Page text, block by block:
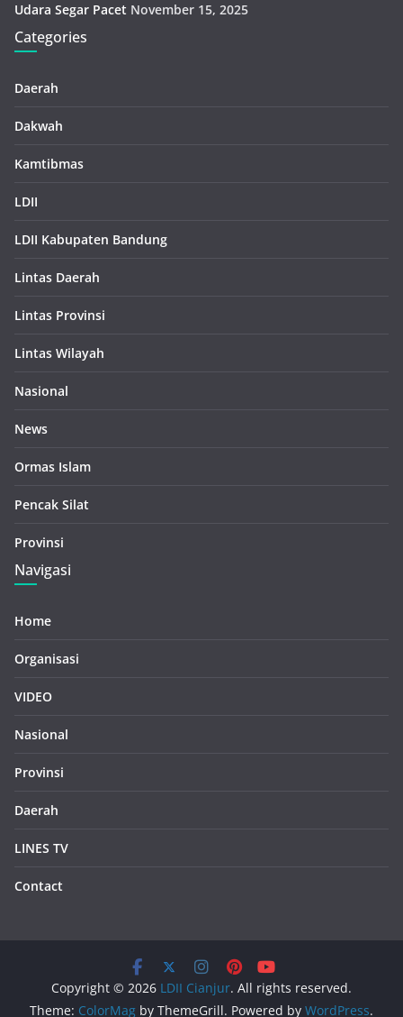
Udara Segar Pacet November 15, 2025
Categories
Daerah
Dakwah
Kamtibmas
LDII
LDII Kabupaten Bandung
Lintas Daerah
Lintas Provinsi
Lintas Wilayah
Nasional
News
Ormas Islam
Pencak Silat
Provinsi
Navigasi
Home
Organisasi
VIDEO
Nasional
Provinsi
Daerah
LINES TV
Contact
Copyright © 2026 LDII Cianjur. All rights reserved.
Theme: ColorMag by ThemeGrill. Powered by WordPress.